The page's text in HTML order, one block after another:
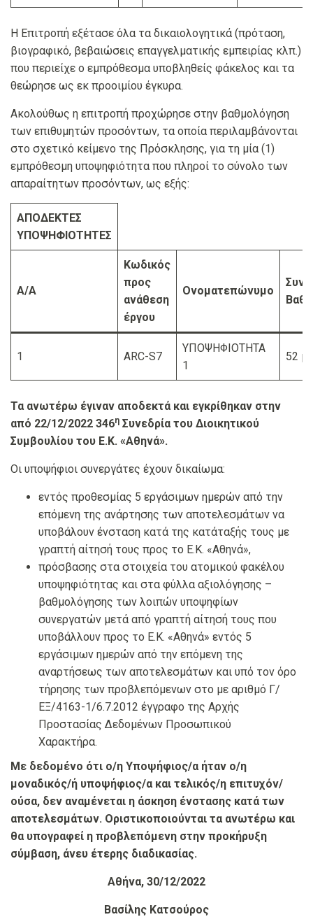
Η Επιτροπή εξέτασε όλα τα δικαιολογητικά (πρόταση,
βιογραφικό, βεβαιώσεις επαγγελματικής εμπειρίας κλπ.)
που περιείχε ο εμπρόθεσμα υποβληθείς φάκελος και τα
θεώρησε ως εκ προοιμίου έγκυρα.
Ακολούθως η επιτροπή προχώρησε στην βαθμολόγηση
των επιθυμητών προσόντων, τα οποία περιλαμβάνονται
στο σχετικό κείμενο της Πρόσκλησης, για τη μία (1)
εμπρόθεσμη υποψηφιότητα που πληροί το σύνολο των
απαραίτητων προσόντων, ως εξής:
ΑΠΟΔΕΚΤΕΣ
ΥΠΟΨΗΦΙΟΤΗΤΕΣ
Α/Α
Κωδικός
προς
ανάθεση
έργου
Ονοματεπώνυμο
1 ARC-S7
ΥΠΟΨΗΦΙΟΤΗΤΑ
1
52
Τα ανωτέρω έγιναν αποδεκτά και εγκρίθηκαν στην
από 22/12/2022 346η Συνεδρία του Διοικητικού
Συμβουλίου του Ε.Κ. «Αθηνά».
Οι υποψήφιοι συνεργάτες έχουν δικαίωμα:
εντός προθεσμίας 5 εργάσιμων ημερών από την
επόμενη της ανάρτησης των αποτελεσμάτων να
υποβάλουν ένσταση κατά της κατάταξής τους με
γραπτή αίτησή τους προς το Ε.Κ. «Αθηνά»,
πρόσβασης στα στοιχεία του ατομικού φακέλου
υποψηφιότητας και στα φύλλα αξιολόγησης –
βαθμολόγησης των λοιπών υποψηφίων
συνεργατών μετά από γραπτή αίτησή τους που
υποβάλλουν προς το Ε.Κ. «Αθηνά» εντός 5
εργάσιμων ημερών από την επόμενη της
αναρτήσεως των αποτελεσμάτων και υπό τον όρο
τήρησης των προβλεπόμενων στο με αριθμό Γ/
ΕΞ/4163-1/6.7.2012 έγγραφο της Αρχής
Προστασίας Δεδομένων Προσωπικού
Χαρακτήρα.
Με δεδομένο ότι ο/η Υποψήφιος/α ήταν ο/η
μοναδικός/ή υποψήφιος/α και τελικός/η επιτυχόν/
ούσα, δεν αναμένεται η άσκηση ένστασης κατά των
αποτελεσμάτων. Οριστικοποιούνται τα ανωτέρω και
θα υπογραφεί η προβλεπόμενη στην προκήρυξη
σύμβαση, άνευ έτερης διαδικασίας.
Αθήνα, 30/12/2022
Βασίλης Κατσούρος